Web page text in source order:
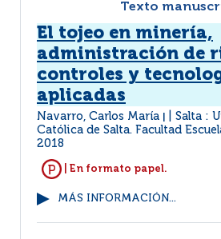
Texto
El tojeo en minería,
administración de
controles y
aplicadas
Navarro, Carlos María
Salta :
Católica de Salta. Facultad
2018
| En formato papel.
MÁS INFORMACIÓN...